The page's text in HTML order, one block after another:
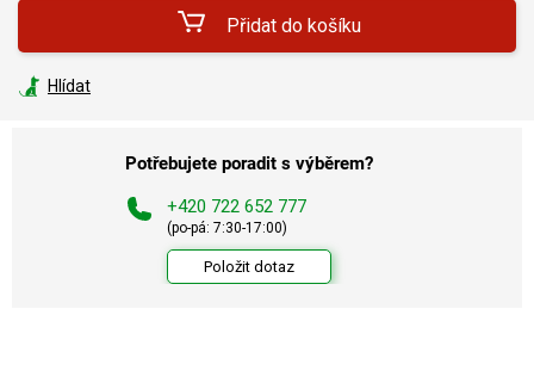
Přidat do košíku
Hlídat
Potřebujete poradit s výběrem?
+420 722 652 777
(po-pá: 7:30-17:00)
Položit dotaz